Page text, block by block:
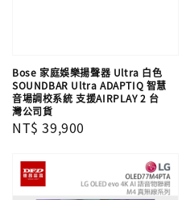
Bose 家庭娛樂揚聲器 Ultra 白色
SOUNDBAR Ultra ADAPTIQ 智慧
音場調校系統 支援AIRPLAY 2 台
灣公司貨
Regular
NT$ 39,900